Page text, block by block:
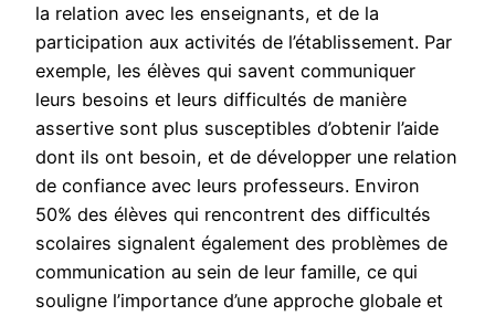
la relation avec les enseignants, et de la
participation aux activités de l’établissement. Par
exemple, les élèves qui savent communiquer
leurs besoins et leurs difficultés de manière
assertive sont plus susceptibles d’obtenir l’aide
dont ils ont besoin, et de développer une relation
de confiance avec leurs professeurs. Environ
50% des élèves qui rencontrent des difficultés
scolaires signalent également des problèmes de
communication au sein de leur famille, ce qui
souligne l’importance d’une approche globale et